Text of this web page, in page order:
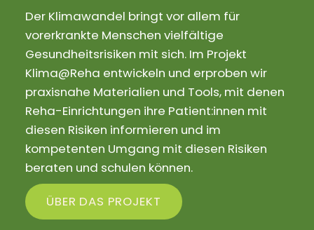
Der Klimawandel bringt vor allem für
vorerkrankte Menschen vielfältige
Gesundheitsrisiken mit sich. Im Projekt
Klima@Reha entwickeln und erproben wir
praxisnahe Materialien und Tools, mit denen
Reha-Einrichtungen ihre Patient:innen mit
diesen Risiken informieren und im
kompetenten Umgang mit diesen Risiken
beraten und schulen können.
ÜBER DAS PROJEKT